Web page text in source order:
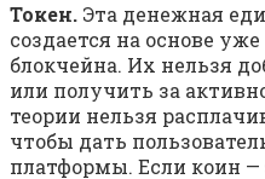
Токен. Эта денежная
создается на основе
блокчейна. Их нельзя
или получить за
теории нельзя
чтобы дать
платформы. Если коин —